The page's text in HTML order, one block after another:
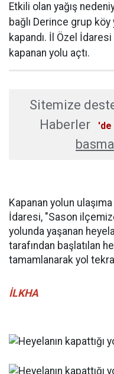
Etkili olan yağış
bağlı Derince grup köy
kapandı. İl Özel
kapanan yolu açtı.
Sitemize
Haberler
'de
Kapanan yolun ulaşıma
İdaresi, "Sason
yolunda yaşanan
tarafından başlatılan
tamamlanarak yol
İLKHA